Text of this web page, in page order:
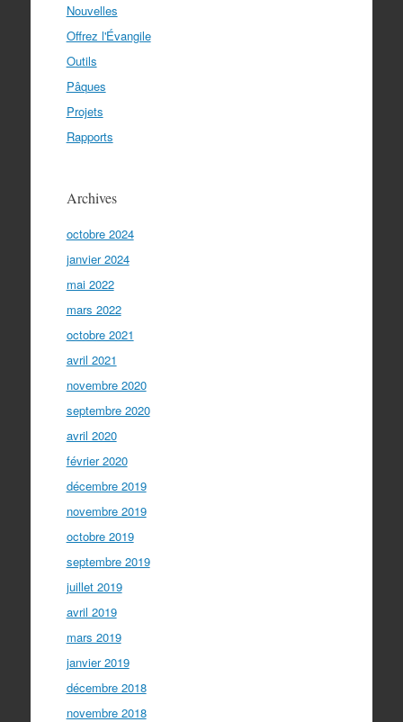
Nouvelles
Offrez l'Évangile
Outils
Pâques
Projets
Rapports
Archives
octobre 2024
janvier 2024
mai 2022
mars 2022
octobre 2021
avril 2021
novembre 2020
septembre 2020
avril 2020
février 2020
décembre 2019
novembre 2019
octobre 2019
septembre 2019
juillet 2019
avril 2019
mars 2019
janvier 2019
décembre 2018
novembre 2018